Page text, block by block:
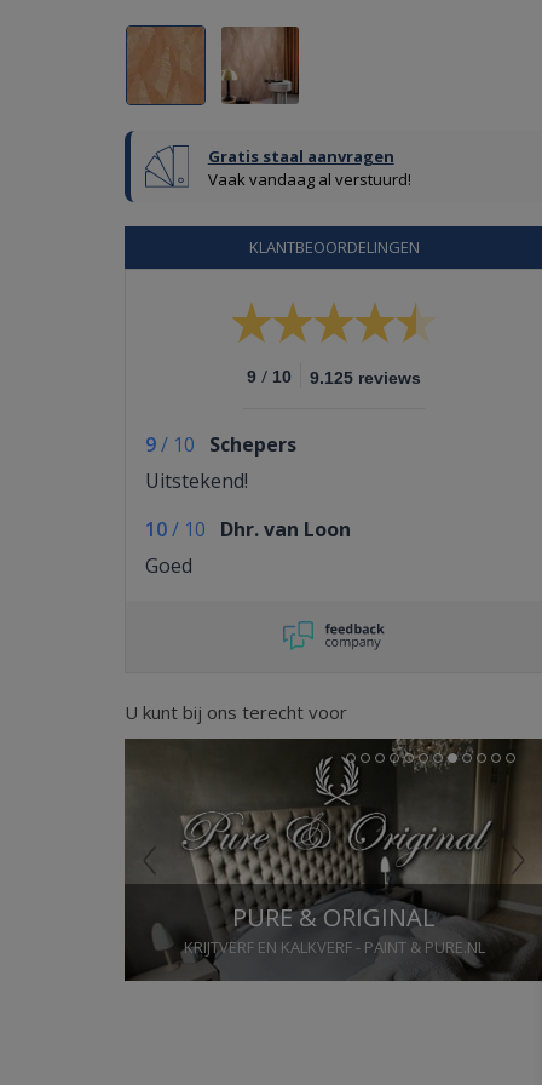
Gratis staal aanvragen
Vaak vandaag al verstuurd!
KLANTBEOORDELINGEN
9 / 10 9.125 reviews
9/ 10
Schepers
Uitstekend!
10/ 10
Dhr. van Loon
Goed
U kunt bij ons terecht voor
PURE & ORIGINAL
KRIJTVERF EN KALKVERF - PAINT & PURE.NL
Next
1 2 3 4 5 6 7 8 9 101112